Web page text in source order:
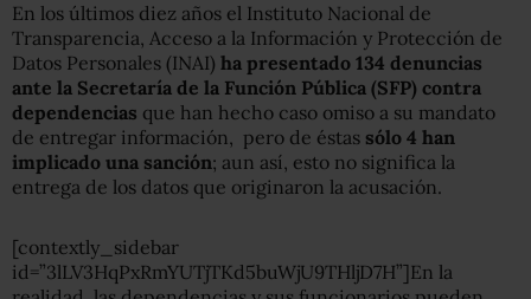
En los últimos diez años el Instituto Nacional de
Transparencia, Acceso a la Información y Protección de
Datos Personales (INAI) ha presentado 134 denuncias
ante la Secretaría de la Función Pública (SFP) contra
dependencias que han hecho caso omiso a su mandato
de entregar información, pero de éstas sólo 4 han
implicado una sanción; aun así, esto no significa la
entrega de los datos que originaron la acusación.
[contextly_sidebar
id=”3lLV3HqPxRmYUTjTKd5buWjU9THljD7H”]En la